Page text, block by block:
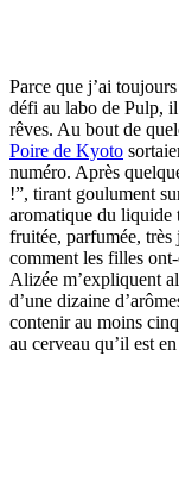
Parce que j’ai
défi au labo de Pulp,
rêves. Au bout de
Poire de Kyoto
numéro. Après
!”, tirant goulument
aromatique du liquide
fruitée, parfumée, très
comment les filles
Alizée m’expliquent
d’une dizaine
contenir au moins
au cerveau qu’il est